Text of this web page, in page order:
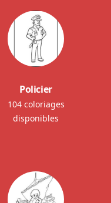
Policier
104 coloriages
disponibles